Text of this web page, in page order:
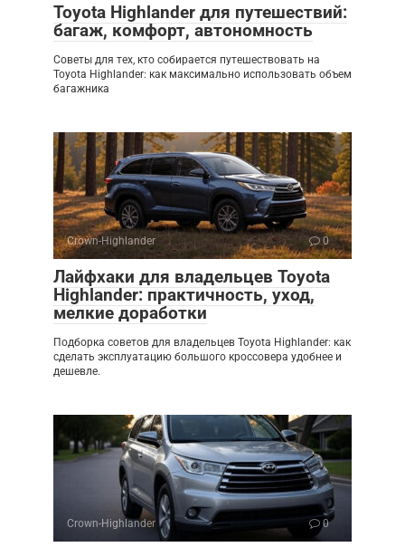
Toyota Highlander для путешествий:
багаж, комфорт, автономность
Советы для тех, кто собирается путешествовать на
Toyota Highlander: как максимально использовать объем
багажника
Crown-Highlander 0
Лайфхаки для владельцев Toyota
Highlander: практичность, уход,
мелкие доработки
Подборка советов для владельцев Toyota Highlander: как
сделать эксплуатацию большого кроссовера удобнее и
дешевле.
Crown-Highlander 0